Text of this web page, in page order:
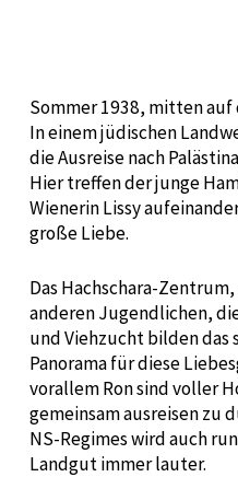
Sommer 1938, mitten auf
In einem jüdischen
die Ausreise nach
Hier treffen der junge
Wienerin Lissy
große Liebe.
Das Hachschara-
anderen Jugendlichen,
und Viehzucht bilden das
Panorama für diese
vorallem Ron sind voller
gemeinsam ausreisen zu
NS-Regimes wird auch
Landgut immer lauter.